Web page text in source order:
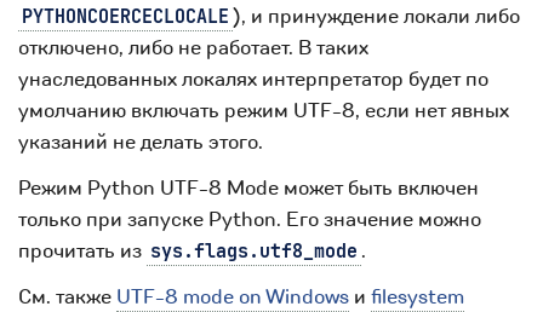
PYTHONCOERCECLOCALE ), и принуждение локали либо
отключено, либо не работает. В таких
унаследованных локалях интерпретатор будет по
умолчанию включать режим UTF-8, если нет явных
указаний не делать этого.
Режим Python UTF-8 Mode может быть включен
только при запуске Python. Его значение можно
прочитать из sys.flags.utf8_mode .
См. также UTF-8 mode on Windows и filesystem